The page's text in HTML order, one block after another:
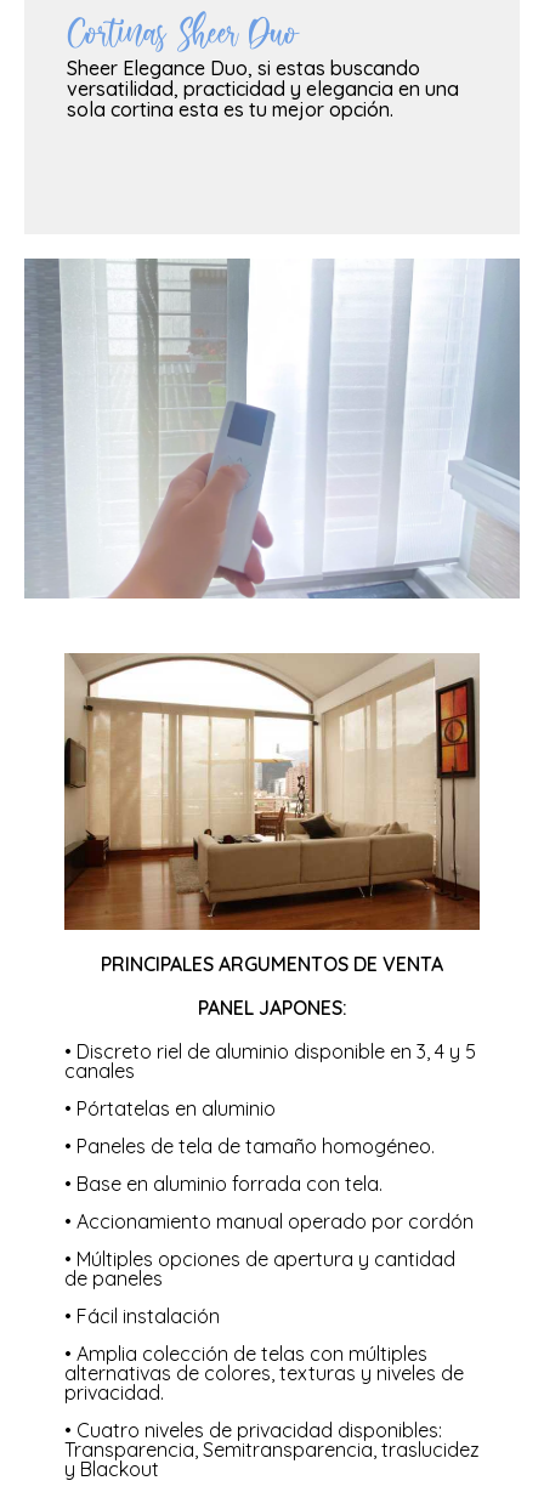
Cortinas Sheer Duo
Sheer Elegance Duo, si estas buscando
versatilidad, practicidad y elegancia en una
sola cortina esta es tu mejor opción.
VER MAS
Cortinas ELECTRICAS
Recuerda que podrás solicitar cualquiera de nuestras
cortinas y persianas completamente eléctricas, control
por voz, app para celulares o control remoto.
VER MAS
PRINCIPALES ARGUMENTOS DE VENTA
PANEL JAPONES:
• Discreto riel de aluminio disponible en 3, 4 y 5
canales
• Pórtatelas en aluminio
• Paneles de tela de tamaño homogéneo.
• Base en aluminio forrada con tela.
• Accionamiento manual operado por cordón
• Múltiples opciones de apertura y cantidad
de paneles
• Fácil instalación
• Amplia colección de telas con múltiples
alternativas de colores, texturas y niveles de
privacidad.
• Cuatro niveles de privacidad disponibles:
Transparencia, Semitransparencia, traslucidez
y Blackout